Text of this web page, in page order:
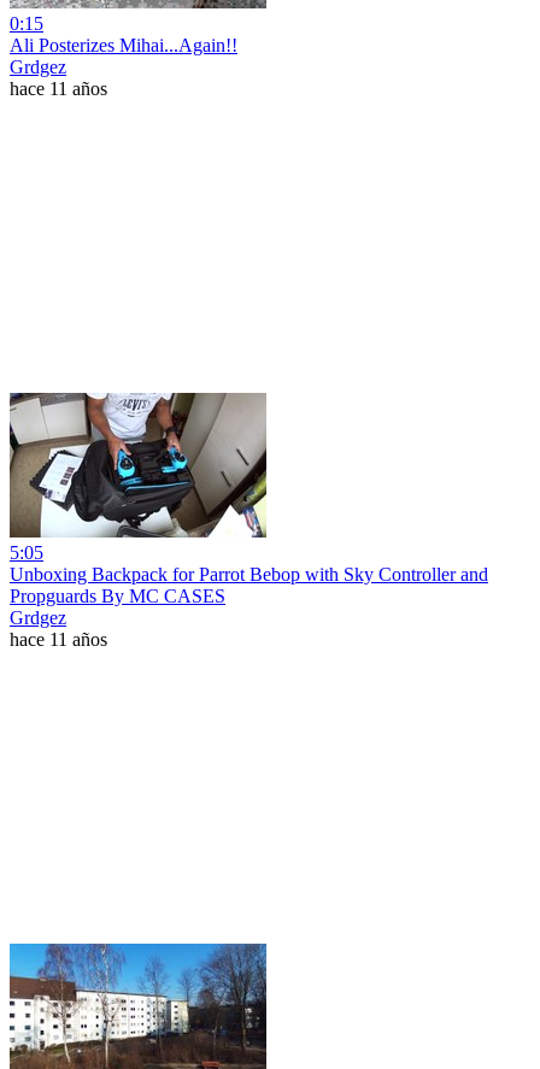
0:15
Ali Posterizes Mihai...Again!!
Grdgez
hace 11 años
5:05
Unboxing Backpack for Parrot Bebop with Sky Controller and
Propguards By MC CASES
Grdgez
hace 11 años